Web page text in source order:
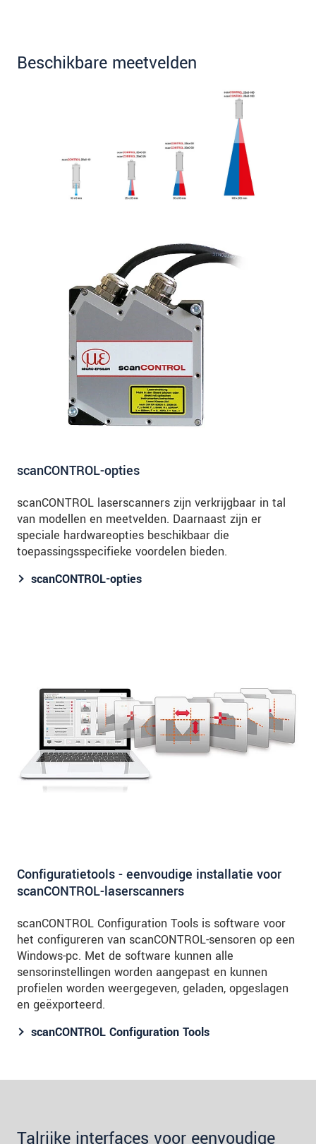
Beschikbare meetvelden
scanCONTROL-opties
scanCONTROL laserscanners zijn verkrijgbaar in tal
van modellen en meetvelden. Daarnaast zijn er
speciale hardwareopties beschikbaar die
toepassingsspecifieke voordelen bieden.
scanCONTROL-opties
Configuratietools - eenvoudige installatie voor
scanCONTROL-laserscanners
scanCONTROL Configuration Tools is software voor
het configureren van scanCONTROL-sensoren op een
Windows-pc. Met de software kunnen alle
sensorinstellingen worden aangepast en kunnen
profielen worden weergegeven, geladen, opgeslagen
en geëxporteerd.
scanCONTROL Configuration Tools
Talrijke interfaces voor eenvoudige